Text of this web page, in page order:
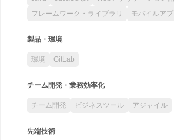
フレームワーク・ライブラリ
モバイルア
製品・環境
環境 GitLab
チーム開発・業務効率化
チーム開発 ビジネスツール アジャイル
先端技術